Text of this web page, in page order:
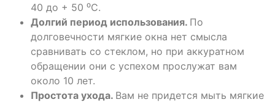
40 до + 50 ⁰С.
Долгий период использования. По
долговечности мягкие окна нет смысла
сравнивать со стеклом, но при аккуратном
обращении они с успехом прослужат вам
около 10 лет.
Простота ухода. Вам не придется мыть мягкие